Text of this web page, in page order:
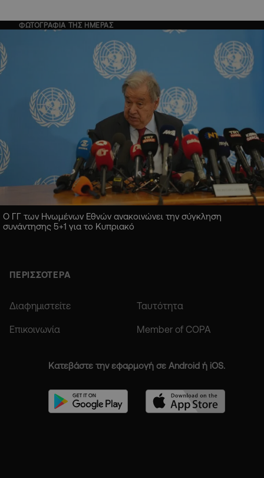
ΦΩΤΟΓΡΑΦΙΑ ΤΗΣ ΗΜΕΡΑΣ
Ο ΓΓ των Ηνωμένων Εθνών ανακοινώνει την σύγκληση
συνάντησης 5+1 για το Κυπριακό
ΠΕΡΙΣΣΟΤΕΡΑ
Διαφημιστείτε Ταυτότητα
Επικοινωνία Member of COPA
Κατεβάστε την εφαρμογή σε Android ή iOS.